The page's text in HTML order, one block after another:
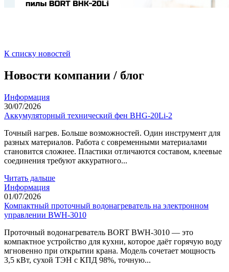
К списку новостей
Новости компании / блог
Информация
30/07/2026
Аккумуляторный технический фен BHG-20Li-2
Точный нагрев. Больше возможностей. Один инструмент для
разных материалов. Работа с современными материалами
становится сложнее. Пластики отличаются составом, клеевые
соединения требуют аккуратного...
Читать дальше
Информация
01/07/2026
Компактный проточный водонагреватель на электронном
управлении BWH-3010
Проточный водонагреватель BORT BWH-3010 — это
компактное устройство для кухни, которое даёт горячую воду
мгновенно при открытии крана. Модель сочетает мощность
3,5 кВт, сухой ТЭН с КПД 98%, точную...